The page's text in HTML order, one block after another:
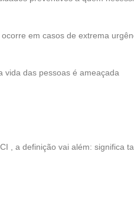
em casos de extrema
vida das pessoas é ameaçada
, a definição vai além: significa